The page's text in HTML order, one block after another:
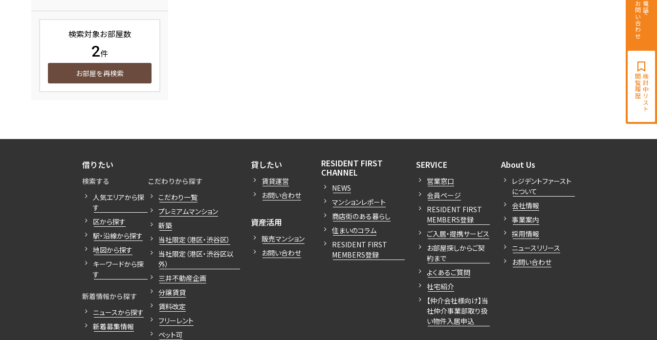
電話で
お問い合わせ
検討中リスト
閲覧履歴
検索対象お部屋数
2件
お部屋を再検索
借りたい
検索する
人気エリアから探
す
区から探す
駅・沿線から探す
地図から探す
キーワードから探
す
新着情報から探す
ニュースから探す
新着募集情報
こだわりから探す
こだわり一覧
プレミアムマンション
新築
当社限定（港区・渋谷区）
当社限定（港区・渋谷区以
外）
三井不動産企画
分譲賃貸
賃料改定
フリーレント
ペット可
貸したい
賃貸運営
お問い合わせ
資産活用
販売マンション
お問い合わせ
RESIDENT FIRST
CHANNEL
NEWS
マンションレポート
商店街のある暮らし
住まいのコラム
RESIDENT FIRST
MEMBERS登録
SERVICE
営業窓口
会員ページ
RESIDENT FIRST
MEMBERS登録
ご入居・提携サービス
お部屋探しからご契
約まで
よくあるご質問
社宅紹介
【仲介会社様向け】当
社仲介事業部取り扱
い物件入居申込
About Us
レジデントファースト
について
会社情報
事業案内
採用情報
ニュースリリース
お問い合わせ